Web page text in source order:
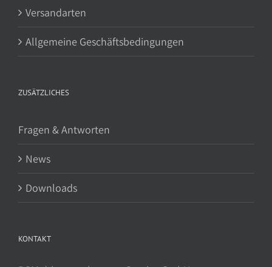
Versandarten
Allgemeine Geschäftsbedingungen
ZUSÄTZLICHES
Fragen & Antworten
News
Downloads
KONTAKT